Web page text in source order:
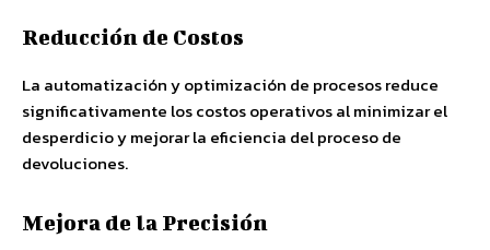
Reducción de Costos
La automatización y optimización de procesos reduce
significativamente los costos operativos al minimizar el
desperdicio y mejorar la eficiencia del proceso de
devoluciones.
Mejora de la Precisión